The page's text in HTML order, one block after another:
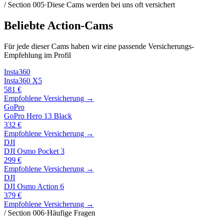
/ Section 005·Diese Cams werden bei uns oft versichert
Beliebte Action-Cams
Für jede dieser Cams haben wir eine passende Versicherungs-
Empfehlung im Profil
Insta360
Insta360 X5
581 €
Empfohlene Versicherung →
GoPro
GoPro Hero 13 Black
332 €
Empfohlene Versicherung →
DJI
DJI Osmo Pocket 3
299 €
Empfohlene Versicherung →
DJI
DJI Osmo Action 6
379 €
Empfohlene Versicherung →
/ Section 006·Häufige Fragen